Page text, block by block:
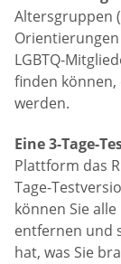
Altersgruppen
LGBTQ-
finden
werden.
Eine 3-Tage-
Plattform das
Tage-
können Sie
entfernen und
hat, was Sie